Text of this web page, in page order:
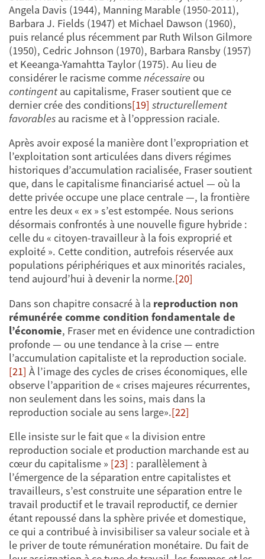
Angela Davis (1944), Manning Marable (1950-2011),
Barbara J. Fields (1947) et Michael Dawson (1960),
puis relancé plus récemment par Ruth Wilson Gilmore
(1950), Cedric Johnson (1970), Barbara Ransby (1957)
et Keeanga-Yamahtta Taylor (1975). Au lieu de
considérer le racisme commenécessaire ou
contingentau capitalisme, Fraser soutient que ce
dernier crée des conditions[19] structurellement
favorables au racisme et à l’oppression raciale.
Après avoir exposé la manière dont l’expropriation et
l’exploitation sont articulées dans divers régimes
historiques d’accumulation racialisée, Fraser soutient
que, dans le capitalisme financiarisé actuel — où la
dette privée occupe une place centrale —, la frontière
entre les deux « ex » s’est estompée. Nous serions
désormais confrontés à une nouvelle figure hybride :
celle du « citoyen-travailleur à la fois exproprié et
exploité ». Cette condition, autrefois réservée aux
populations périphériques et aux minorités raciales,
tend aujourd’hui à devenir la norme.[20]
Dans son chapitre consacré à la reproduction non
rémunérée comme condition fondamentale de
l’économie, Fraser met en évidence une contradiction
profonde — ou une tendance à la crise — entre
l’accumulation capitaliste et la reproduction sociale.
[21] À l’image des cycles de crises économiques, elle
observe l’apparition de « crises majeures récurrentes,
non seulement dans les soins, mais dans la
reproduction sociale au sens large».[22]
Elle insiste sur le fait que « la division entre
reproduction sociale et production marchande est au
cœur du capitalisme » [23] : parallèlement à
l’émergence de la séparation entre capitalistes et
travailleurs, s’est construite une séparation entre le
travail productif et le travail reproductif, ce dernier
étant repoussé dans la sphère privée et domestique,
ce qui a contribué à invisibiliser sa valeur sociale et à
le priver de toute rémunération monétaire. Du fait de